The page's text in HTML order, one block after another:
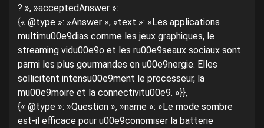
? », »acceptedAnswer »:
{« @type »: »Answer », »text »: »Les applications
multimu00e9dias comme les jeux graphiques, le
streaming vidu00e9o et les ru00e9seaux sociaux sont
parmi les plus gourmandes en u00e9nergie. Elles
sollicitent intensu00e9ment le processeur, la
mu00e9moire et la connectivitu00e9. »}},
{« @type »: »Question », »name »: »Le mode sombre
est-il efficace pour u00e9conomiser la batterie